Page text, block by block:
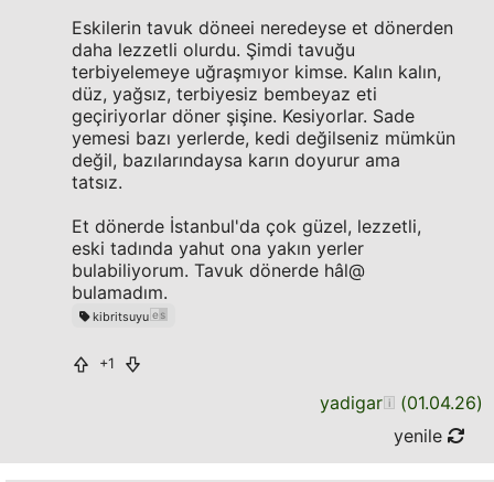
Eskilerin tavuk döneei neredeyse et dönerden
daha lezzetli olurdu. Şimdi tavuğu
terbiyelemeye uğraşmıyor kimse. Kalın kalın,
düz, yağsız, terbiyesiz bembeyaz eti
geçiriyorlar döner şişine. Kesiyorlar. Sade
yemesi bazı yerlerde, kedi değilseniz mümkün
değil, bazılarındaysa karın doyurur ama
tatsız.
Et dönerde İstanbul'da çok güzel, lezzetli,
eski tadında yahut ona yakın yerler
bulabiliyorum. Tavuk dönerde hâl@
bulamadım.
kibritsuyu
+1
yadigar (01.04.26)
yenile